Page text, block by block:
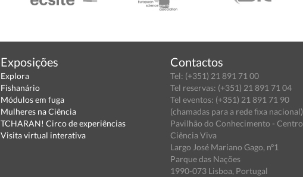
Exposições
Explora
Fishanário
Módulos em fuga
Mulheres na Ciência
TCHARAN! Circo de experiências
Visita virtual interativa
Contactos
Tel: (+351) 21 891 71 00
Tel reservas: (+351) 21 891 71 04
Tel eventos: (+351) 21 891 71 90
(chamadas para a rede fixa nacional)
Pavilhão do Conhecimento - Centro
Ciência Viva
Largo José Mariano Gago, nº1
Parque das Nações
1990-073 Lisboa, Portugal